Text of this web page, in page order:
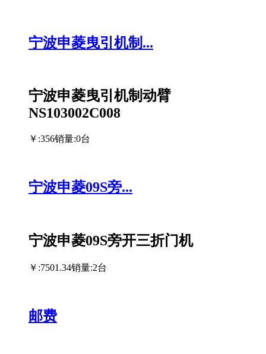
宁波申菱曳引机制...
宁波申菱曳引机制动臂
NS103002C008
￥:356销量:0台
宁波申菱09S旁...
宁波申菱09S旁开三折门机
￥:7501.34销量:2台
邮费